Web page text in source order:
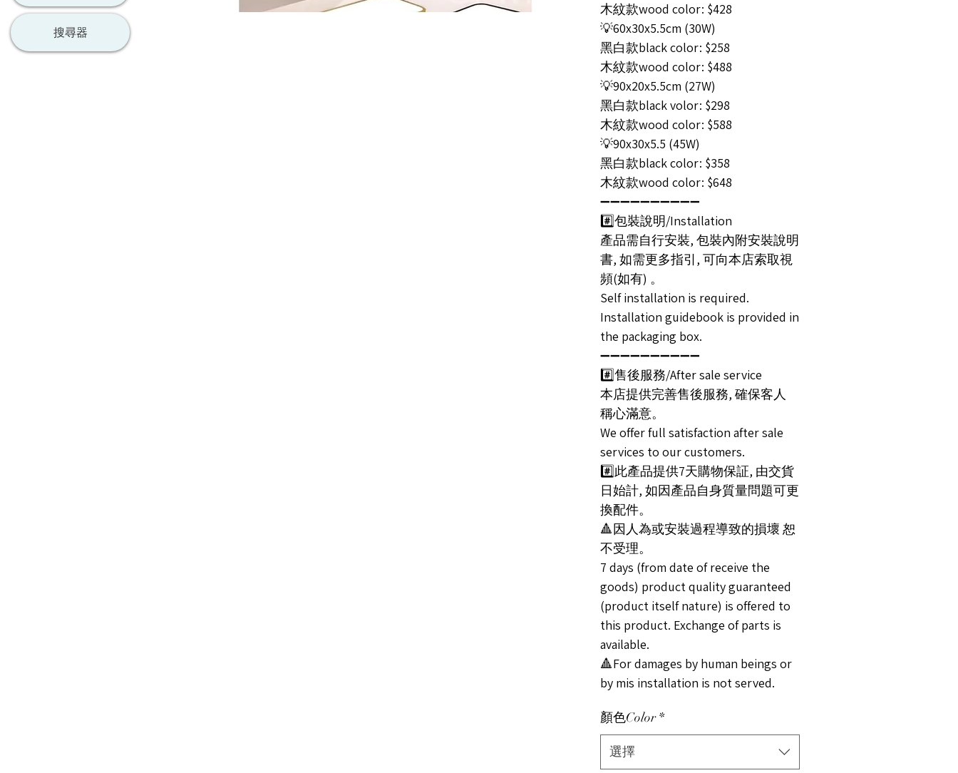
木紋款wood color: $428
💡60x30x5.5cm (30W)
黑白款black color: $258
木紋款wood color: $488
💡90x20x5.5cm (27W)
黑白款black volor: $298
木紋款wood color: $588
💡90x30x5.5 (45W)
黑白款black color: $358
木紋款wood color: $648
➖➖➖➖➖➖➖➖➖➖
#️⃣包裝說明/Installation
產品需自行安裝, 包裝內附安裝說明
書, 如需更多指引, 可向本店索取視
頻(如有) 。
Self installation is required.
Installation guidebook is provided in
the packaging box.
➖➖➖➖➖➖➖➖➖➖
#️⃣售後服務/After sale service
本店提供完善售後服務, 確保客人
稱心滿意。
We offer full satisfaction after sale
services to our customers.
#️⃣此產品提供7天購物保証, 由交貨
日始計, 如因產品自身質量問題可更
換配件。
🔺因人為或安裝過程導致的損壞 恕
不受理。
7 days (from date of receive the
goods) product quality guaranteed
(product itself nature) is offered to
this product. Exchange of parts is
available.
🔺For damages by human beings or
by mis installation is not served.
顏色Color *
選擇
搜尋器